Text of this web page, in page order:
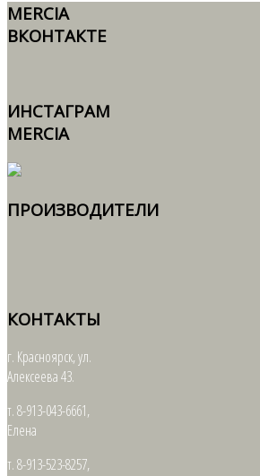
MERCIA
ВКОНТАКТЕ
ИНСТАГРАМ
MERCIA
ПРОИЗВОДИТЕЛИ
КОНТАКТЫ
г. Красноярск, ул.
Алексеева 43.
т. 8-913-043-6661,
Елена
т. 8-913-523-8257,